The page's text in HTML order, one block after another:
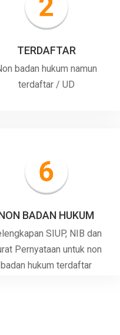
TERDAFTAR
badan hukum namun
terdaftar / UD
BADAN HUKUM
SIUP, NIB dan
Pernyataan untuk non
badan hukum terdaftar